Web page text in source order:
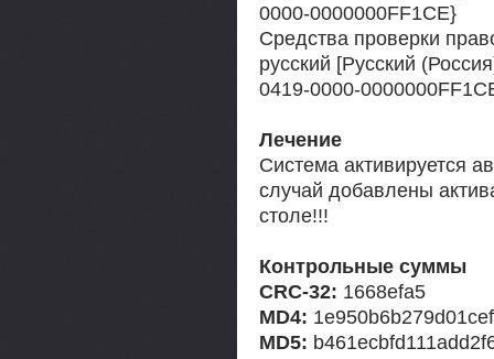
0000-0000000FF1CE}
Средства проверки
русский [Русский
0419-0000-
Лечение
Система активируется
случай добавлены
столе!!!
Контрольные суммы
CRC-32: 1668efa5
MD4:
MD5: